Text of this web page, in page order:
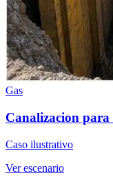
Gas
Canalizacion para
Caso ilustrativo
Ver escenario